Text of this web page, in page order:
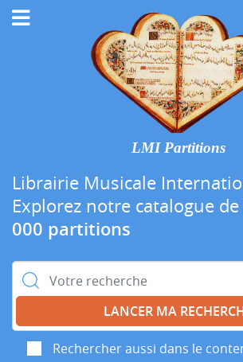
LMI Partitions
Librairie Musicale
Explorez notre catalogue de
000 partitions
Rechercher :
Rechercher aussi dans le